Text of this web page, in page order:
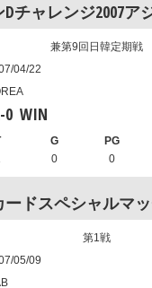
Dチャレンジ2007ア
兼第9回日韓定期戦
04/22
-0 WIN
0 0
ードスペシャルマ
第1戦
05/09